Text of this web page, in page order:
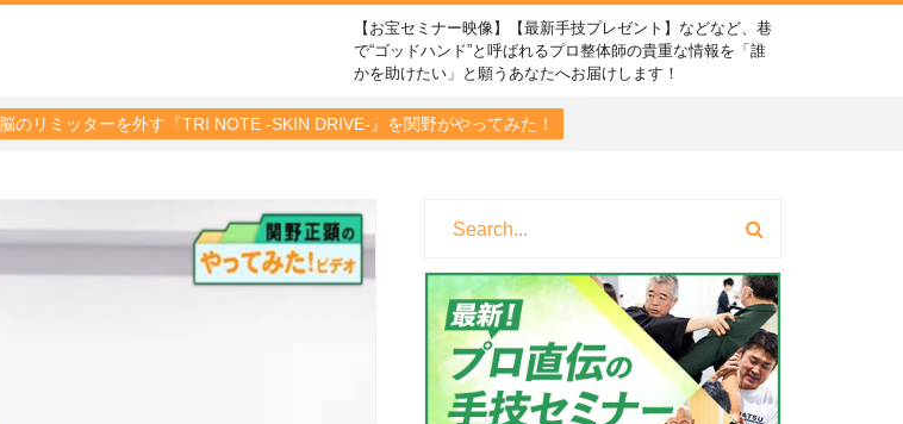
【お宝セミナー映像】【最新手技プレゼント】などなど、巷
で“ゴッドハンド”と呼ばれるプロ整体師の貴重な情報を「誰
かを助けたい」と願うあなたへお届けします！
脳のリミッターを外す『TRI NOTE -SKIN DRIVE-』を関野がやってみた！